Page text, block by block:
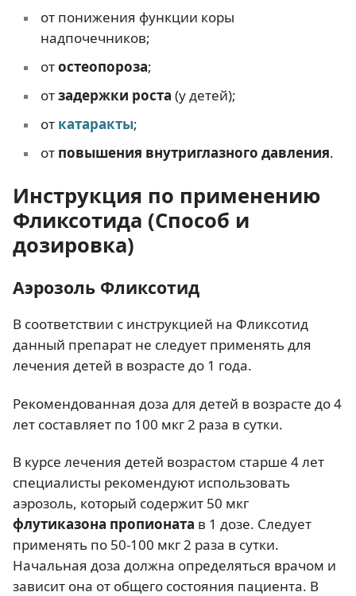
от понижения функции коры
надпочечников;
отостеопороза;
отзадержки роста (у детей);
от катаракты;
от повышения внутриглазного давления.
Инструкция по применению
Фликсотида (Способ и
дозировка)
Аэрозоль Фликсотид
В соответствии с инструкцией на Фликсотид
данный препарат не следует применять для
лечения детей в возрасте до 1 года.
Рекомендованная доза для детей в возрасте до 4
лет составляет по 100 мкг 2 раза в сутки.
В курсе лечения детей возрастом старше 4 лет
специалисты рекомендуют использовать
аэрозоль, который содержит 50 мкг
флутиказона пропионата в 1 дозе. Следует
применять по 50-100 мкг 2 раза в сутки.
Начальная доза должна определяться врачом и
зависит она от общего состояния пациента. В